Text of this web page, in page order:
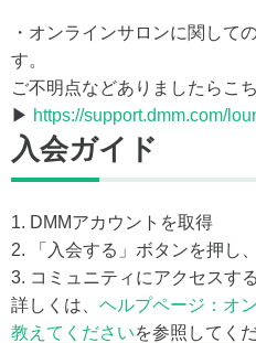
・オンラインサロンに関して
す。
ご不明点などありましたらこ
▶ https://support.dmm.com/
入会ガイド
1. DMMアカウントを取得
2. 「入会する」ボタンを押し
3. コミュニティにアクセスする
詳しくは、 ヘルプページ：オ
教えてくださいを参照してく